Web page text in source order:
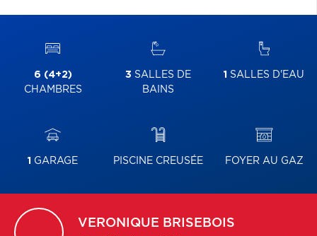
6 (4+2)
CHAMBRES
3 SALLES DE
BAINS
1 SALLES D'EAU
1 GARAGE PISCINE CREUSÉE FOYER AU GAZ
VERONIQUE BRISEBOIS